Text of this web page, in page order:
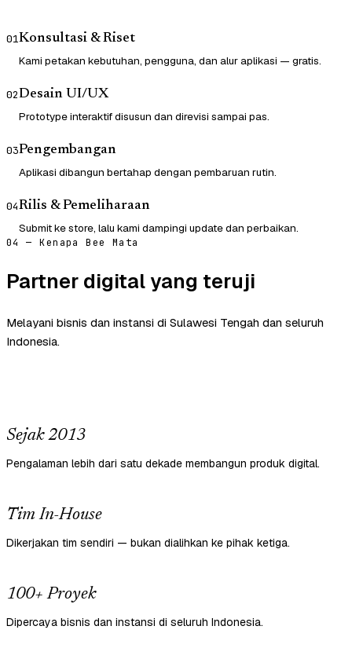
01Konsultasi & Riset
Kami petakan kebutuhan, pengguna, dan alur aplikasi — gratis.
02Desain UI/UX
Prototype interaktif disusun dan direvisi sampai pas.
03Pengembangan
Aplikasi dibangun bertahap dengan pembaruan rutin.
04Rilis & Pemeliharaan
Submit ke store, lalu kami dampingi update dan perbaikan.
04 — Kenapa Bee Mata
Partner digital yang teruji
Melayani bisnis dan instansi di Sulawesi Tengah dan seluruh
Indonesia.
Sejak 2013
Pengalaman lebih dari satu dekade membangun produk digital.
Tim In-House
Dikerjakan tim sendiri — bukan dialihkan ke pihak ketiga.
100+ Proyek
Dipercaya bisnis dan instansi di seluruh Indonesia.